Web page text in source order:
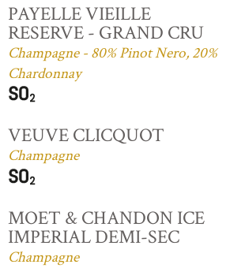
PAYELLE VIEILLE
RESERVE - GRAND CRU
Champagne - 80% Pinot Nero, 20%
Chardonnay
VEUVE CLICQUOT
Champagne
MOET & CHANDON ICE
IMPERIAL DEMI-SEC
Champagne